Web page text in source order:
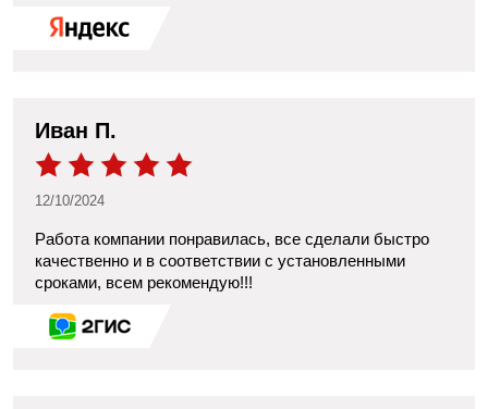
высокий уровень работы. Все наши пожелания учли, а
Иван П.
12/10/2024
Работа компании понравилась, все сделали быстро
качественно и в соответствии с установленными
сроками, всем рекомендую!!!